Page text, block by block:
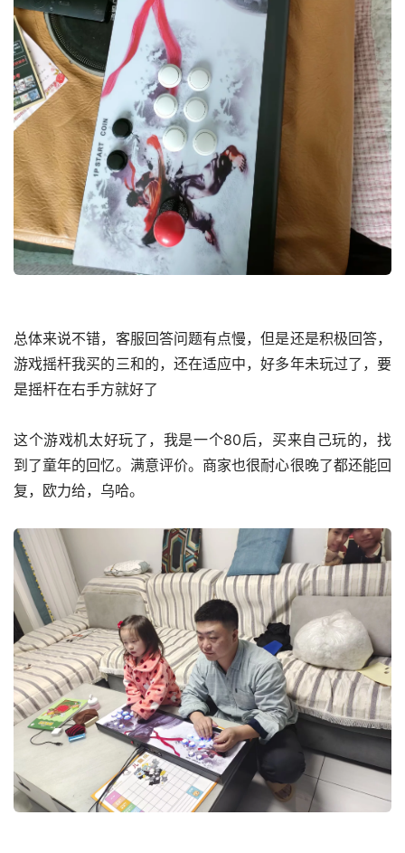
总体来说不错，客服回答问题有点慢，但是还是积极回答，
游戏摇杆我买的三和的，还在适应中，好多年未玩过了，要
是摇杆在右手方就好了
这个游戏机太好玩了，我是一个80后，买来自己玩的，找
到了童年的回忆。满意评价。商家也很耐心很晚了都还能回
复，欧力给，乌哈。